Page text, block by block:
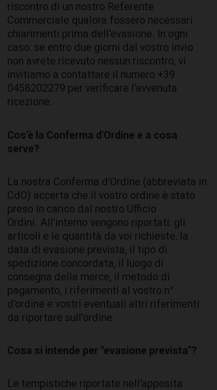
riscontro di un nostro Referente
Commerciale qualora fossero necessari
chiarimenti prima dell'evasione. In ogni
caso: se entro due giorni dal vostro invio
non avrete ricevuto nessun riscontro, vi
invitiamo a contattare il numero +39
0458202279 per verificare l'avvenuta
ricezione.
Cos'è la Conferma d'Ordine e a cosa
serve?
La nostra Conferma d'Ordine (abbreviata in
CdO) accerta che il vostro ordine è stato
preso in carico dal nostro Ufficio
Ordini. All'interno vengono riportati: gli
articoli e le quantità da voi richieste, la
data di evasione prevista, il tipo di
spedizione concordata, il luogo di
consegna della merce, il metodo di
pagamento, i riferimenti al vostro n°
d'ordine e vostri eventuali altri riferimenti
da riportare sull'ordine.
Cosa si intende per "evasione prevista"?
Le tempistiche riportate nell'apposita